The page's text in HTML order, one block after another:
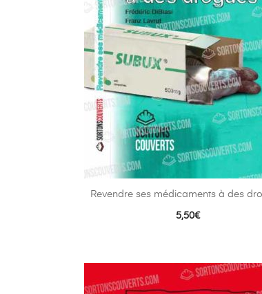
Revendre ses médicaments à des
5,50€